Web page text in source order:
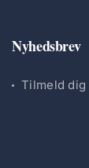
Nyhedsbrev
Tilmeld